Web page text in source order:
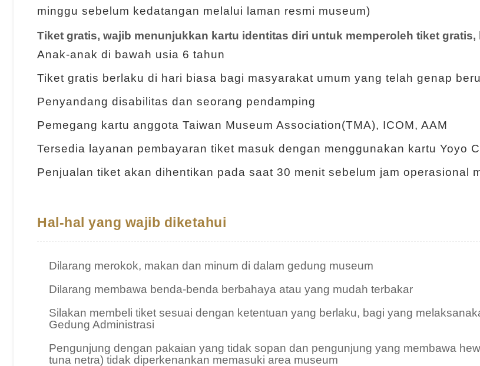
minggu sebelum kedatangan melalui laman resmi museum)
Tiket gratis, wajib menunjukkan kartu identitas diri untuk memperoleh tiket gratis,
Anak-anak di bawah usia 6 tahun
Tiket gratis berlaku di hari biasa bagi masyarakat umum yang telah genap
Penyandang disabilitas dan seorang pendamping
Pemegang kartu anggota Taiwan Museum Association(TMA), ICOM, AAM
Tersedia layanan pembayaran tiket masuk dengan menggunakan kartu Yoyo
Penjualan tiket akan dihentikan pada saat 30 menit sebelum jam operasional
Hal-hal yang wajib diketahui
Dilarang merokok, makan dan minum di dalam gedung museum
Dilarang membawa benda-benda berbahaya atau yang mudah terbakar
Silakan membeli tiket sesuai dengan ketentuan yang berlaku, bagi yang
Gedung Administrasi
Pengunjung dengan pakaian yang tidak sopan dan pengunjung yang membawa
tuna netra) tidak diperkenankan memasuki area museum